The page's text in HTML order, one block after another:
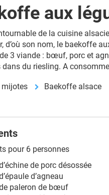
aux
de la cuisine
d’où son nom, le baekoffe
3 viande : bœuf, porc et
dans du riesling. A
mijotes Baekoffe alsace
pour 6 personnes
de porc désossée
d’agneau
paleron de bœuf